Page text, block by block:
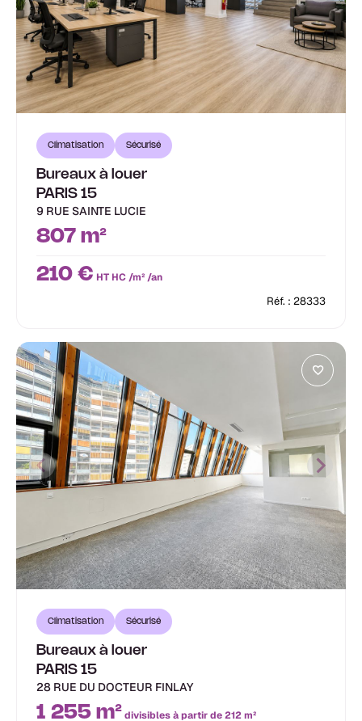
Climatisation Sécurisé
Bureaux à louer
PARIS 15
9 RUE SAINTE LUCIE
807 m²
210 € HT HC /m² /an
Réf. : 28333
Climatisation Sécurisé
Bureaux à louer
PARIS 15
28 RUE DU DOCTEUR FINLAY
1 255 m²divisibles à partir de 212 m²